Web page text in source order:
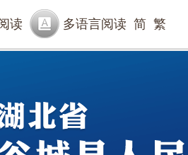
读 多语言阅读 简 繁